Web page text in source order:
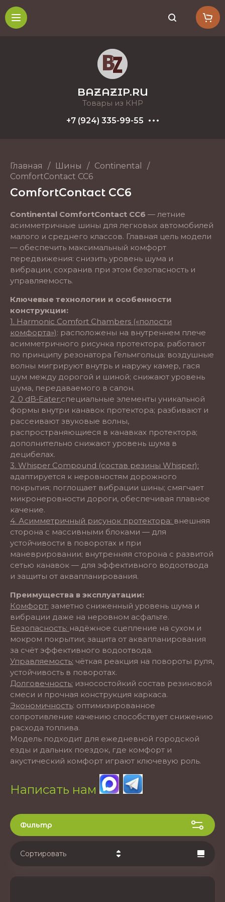
BAZAZIP.RU
Товары из КНР
+7 (924) 335-99-55
Главная / Шины / Continental
/
ComfortContact CC6
ComfortContact CC6
Continental ComfortContact CC6 — летние
асимметричные шины для легковых автомобилей
малого и среднего классов. Главная цель модели
— обеспечить максимальный комфорт
передвижения: снизить уровень шума и
вибрации, сохранив при этом безопасность и
управляемость.
Ключевые технологии и особенности
конструкции:
1. Harmonic Comfort Chambers («полости
комфорта»): расположены на внутреннем плече
асимметричного рисунка протектора; работают
по принципу резонатора Гельмгольца: воздушные
волны мигрируют внутрь и наружу камер, гася
шум между дорогой и шиной; снижают уровень
шума, передаваемого в салон.
2. 0 dB‑Eater:специальные элементы уникальной
формы внутри канавок протектора; разбивают и
рассеивают звуковые волны,
распространяющиеся в канавках протектора;
дополнительно снижают уровень шума в
децибелах.
3. Whisper Compound (состав резины Whisper):
адаптируется к неровностям дорожного
покрытия; поглощает вибрации шины; смягчает
микронеровности дороги, обеспечивая плавное
качение.
4. Асимметричный рисунок протектора: внешняя
сторона с массивными блоками — для
устойчивости в поворотах и при
маневрировании; внутренняя сторона с развитой
сетью канавок — для эффективного водоотвода
и защиты от аквапланирования.
Преимущества в эксплуатации:
Комфорт: заметно сниженный уровень шума и
вибрации даже на неровном асфальте.
Безопасность: надёжное сцепление на сухом и
мокром покрытии; защита от аквапланирования
за счёт эффективного водоотвода.
Управляемость: чёткая реакция на повороты руля,
устойчивость в поворотах.
Долговечность: износостойкий состав резиновой
смеси и прочная конструкция каркаса.
Экономичность: оптимизированное
сопротивление качению способствует снижению
расхода топлива.
Модель подходит для ежедневной городской
езды и дальних поездок, где комфорт и
акустический комфорт играют ключевую роль.
Написать нам
Фильтр
Сортировать